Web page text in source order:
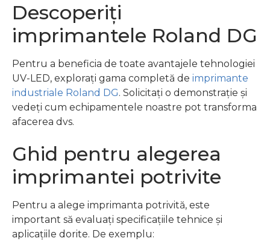
Descoperiți
imprimantele Roland DG
Pentru a beneficia de toate avantajele tehnologiei
UV-LED, explorați gama completă de imprimante
industriale Roland DG. Solicitați o demonstrație și
vedeți cum echipamentele noastre pot transforma
afacerea dvs.
Ghid pentru alegerea
imprimantei potrivite
Pentru a alege imprimanta potrivită, este
important să evaluați specificațiile tehnice și
aplicațiile dorite. De exemplu: